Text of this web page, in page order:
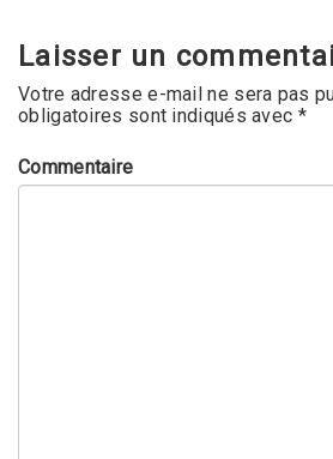
Laisser un
Votre adresse e-mail ne sera pas
obligatoires sont indiqués avec *
Commentaire